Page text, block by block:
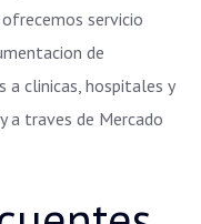
servicio
de
a clinicas, hospitales y
a traves de Mercado